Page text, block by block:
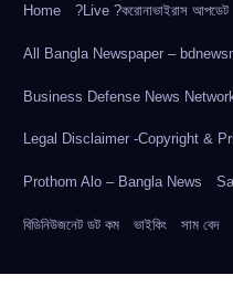
Home ?Live ?করোনাভাইরাস আপডেট
All Bangla Newspaper –
Business Defense News
Legal Disclaimer -Copyright &
Prothom Alo – Bangla News
বিডিনিউজনেট ডট কম ভাইকিং সাম বেদ